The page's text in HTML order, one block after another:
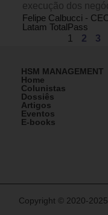
execução dos
Felipe Calbucci -
Latam TotalPass
1 2 3
HSM MANAGEMENT
Home
Colunistas
Dossiês
Artigos
Eventos
E-books
Copyright © 2020-